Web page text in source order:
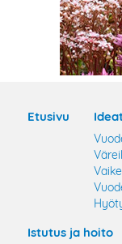
Etusivu
Istutus ja hoito